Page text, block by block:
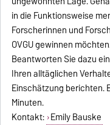
in die Funktionsweise
Forscherinnen und
OVGU gewinnen
Beantworten Sie dazu
Ihren alltäglichen
Einschätzung berichten.
Minuten.
Kontakt: Emily Bauske